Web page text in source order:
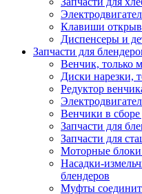
Клавиши
Диспенсеры и
Запчасти для
Венчик, только
Диски нарезки,
Редуктор
Венчики в сборе
Запчасти для
Запчасти для
Моторные
Насадки-
блендеров
Муфты